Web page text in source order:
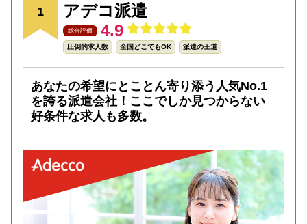
1 アデコ派遣
総合評価 4.9
圧倒的求人数 全国どこでもOK 派遣の王道
あなたの希望にとことん寄り添う人気No.1
を誇る派遣会社！ここでしか見つからない
好条件な求人も多数。